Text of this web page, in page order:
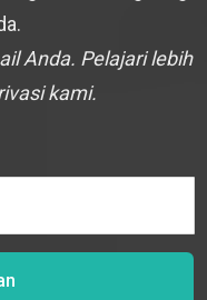
Anda. Pelajari lebih
kami.